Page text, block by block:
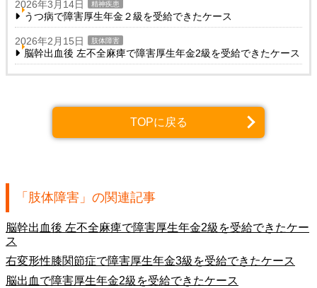
2026年3月14日 精神疾患
うつ病で障害厚生年金２級を受給できたケース
2026年2月15日 肢体障害
脳幹出血後 左不全麻痺で障害厚生年金2級を受給できたケース
TOPに戻る
「肢体障害」の関連記事
脳幹出血後 左不全麻痺で障害厚生年金2級を受給できたケー
ス
右変形性膝関節症で障害厚生年金3級を受給できたケース
脳出血で障害厚生年金2級を受給できたケース